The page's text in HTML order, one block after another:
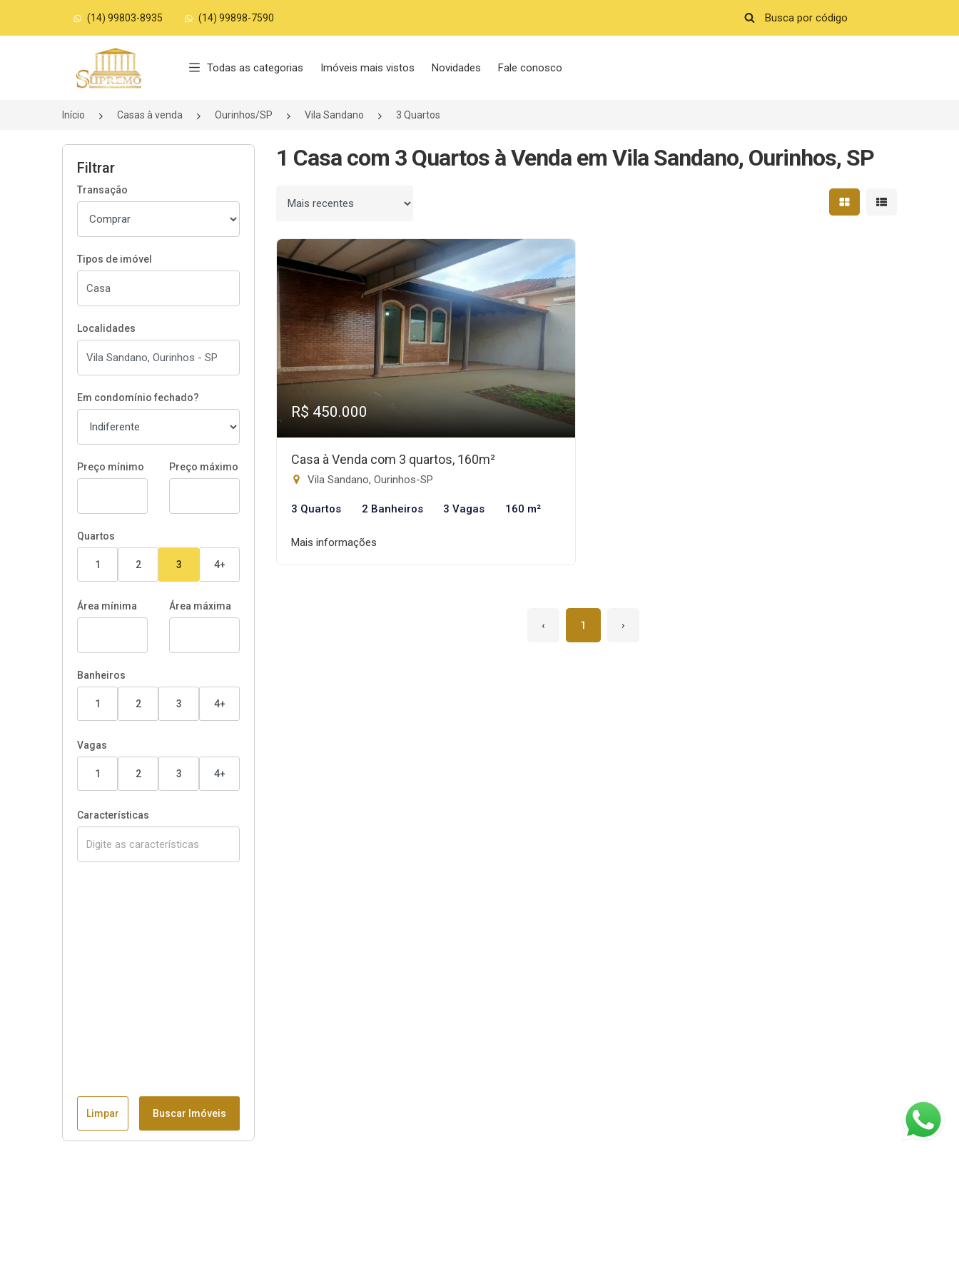
(14) 99803-8935 (14) 99898-7590
Página inicial
Todas as categorias Imóveis mais vistos Novidades Fale conosco
Início Casas à venda Ourinhos/SP Vila Sandano 3 Quartos
Filtrar
Transação
Tipos de imóvel
Localidades
Em condomínio fechado?
Preço mínimo Preço máximo
Quartos
1 2 3 4+
Área mínima Área máxima
Banheiros
1 2 3 4+
Vagas
1 2 3 4+
Características
Limpar Buscar Imóveis
1 Casa com 3 Quartos à Venda em Vila Sandano, Ourinhos, SP
Ordenar por Mostrar resultados em
Mostrar
R$ 450.000
Casa à Venda com 3 quartos, 160m²
Vila Sandano, Ourinhos-SP
3 Quartos 2 Banheiros 3 Vagas 160 m²
Mais informações
‹ 1 ›